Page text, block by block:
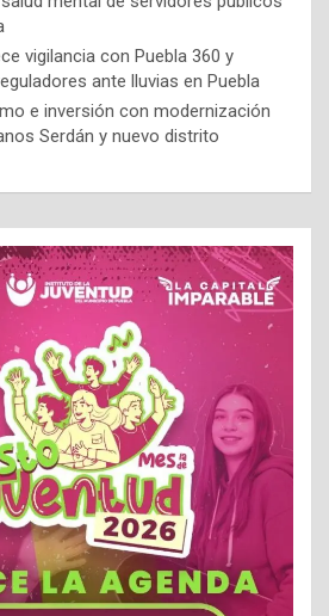
vigilancia con Puebla 360 y
ante lluvias en Puebla
e inversión con modernización
Serdán y nuevo distrito